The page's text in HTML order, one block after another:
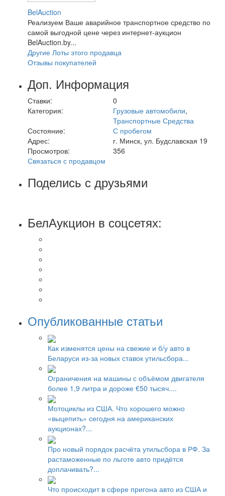
BelAuction
Реализуем Ваше аварийное транспортное средство по
самой выгодной цене через интернет-аукцион
BelAuction.by...
Другие Лоты этого продавца
Отзывы покупателей
Доп. Информация
Ставки:
0
Категория:
Грузовые автомобили,
Транспортные Средства
Состояние:
С пробегом
Адрес:
г. Минск, ул. Будславская 19
Просмотров:
356
Связаться с продавцом
Поделись с друзьями
БелАукцион в соцсетях:
Опубликованные статьи
Как изменятся цены на свежие и б/у авто в
Беларуси из-за новых ставок утильсбора...
Ограничения на машины с объёмом двигателя
более 1,9 литра и дороже €50 тысяч....
Мотоциклы из США. Что хорошего можно
«выцепить» сегодня на американских
аукционах?...
Про новый порядок расчёта утильсбора в РФ. За
растаможенные по льготе авто придётся
доплачивать?...
Что происходит в сфере пригона авто из США и